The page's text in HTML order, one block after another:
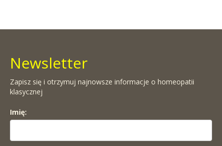
Newsletter
Zapisz się i otrzymuj najnowsze informacje o homeopatii
klasycznej
Imię: